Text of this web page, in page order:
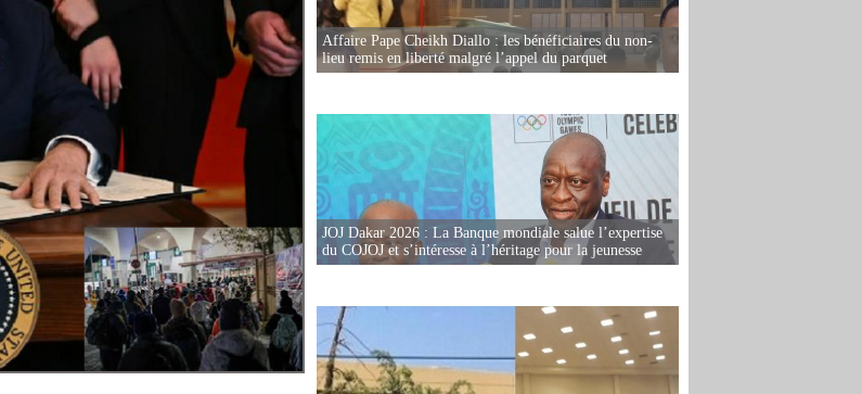
Affaire Pape Cheikh Diallo : les bénéficiaires du non-
lieu remis en liberté malgré l’appel du parquet
JOJ Dakar 2026 : La Banque mondiale salue l’expertise
du COJOJ et s’intéresse à l’héritage pour la jeunesse